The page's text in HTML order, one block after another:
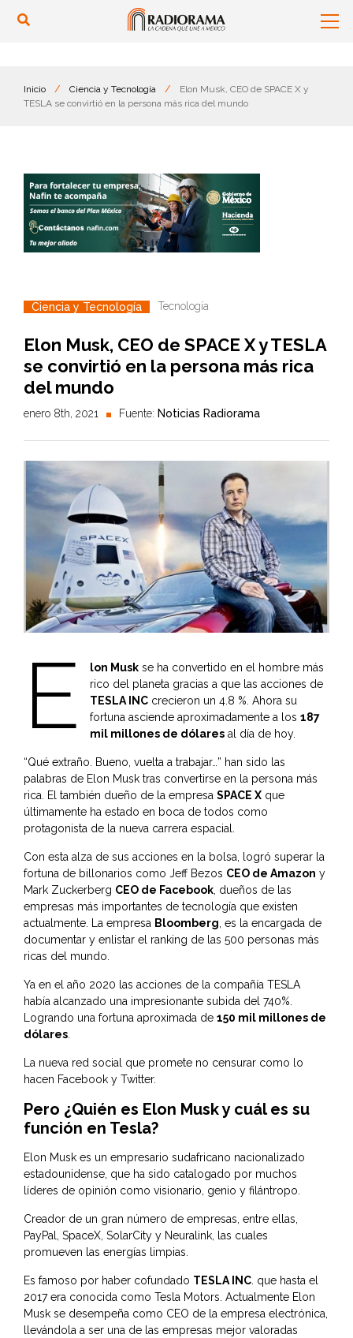
Inicio / Ciencia y Tecnología /
Elon Musk, CEO de SPACE X y
TESLA se convirtió en la persona más rica del mundo
Ciencia y Tecnología Tecnología
Elon Musk, CEO de SPACE X y TESLA
se convirtió en la persona más rica
del mundo
enero 8th, 2021 Fuente: Noticias Radiorama
E lon Muskse ha convertido en el hombre más
rico del planeta gracias a que las acciones de
TESLA INCcrecieron un 4.8 %. Ahora su
fortuna asciende aproximadamente a los 187
mil millones de dólaresal día de hoy.
“Qué extraño. Bueno, vuelta a trabajar…” han sido las
palabras de Elon Musk tras convertirse en la persona más
rica. El también dueño de la empresa SPACE X que
últimamente ha estado en boca de todos como
protagonista de la nueva carrera espacial.
Con esta alza de sus acciones en la bolsa, logró superar la
fortuna de billonarios como Jeff Bezos CEO de Amazon y
Mark Zuckerberg CEO de Facebook, dueños de las
empresas más importantes de tecnología que existen
actualmente. La empresa Bloomberg, es la encargada de
documentar y enlistar el ranking de las 500 personas más
ricas del mundo.
Ya en el año 2020 las acciones de la compañía TESLA
había alcanzado una impresionante subida del 740%.
Logrando una fortuna aproximada de 150 mil millones de
dólares.
La nueva red social que promete no censurar como lo
hacen Facebook y Twitter.
Pero ¿Quién es Elon Musk y cuál es su
función en Tesla?
Elon Musk es un empresario sudafricano nacionalizado
estadounidense, que ha sido catalogado por muchos
líderes de opinión como visionario, genio y filántropo.
Creador de un gran número de empresas, entre ellas,
PayPal, SpaceX, SolarCity y Neuralink, las cuales
promueven las energías limpias.
Es famoso por haber cofundado TESLA INC. que hasta el
2017 era conocida como Tesla Motors. Actualmente Elon
Musk se desempeña como CEO de la empresa electrónica,
llevándola a ser una de las empresas mejor valoradas